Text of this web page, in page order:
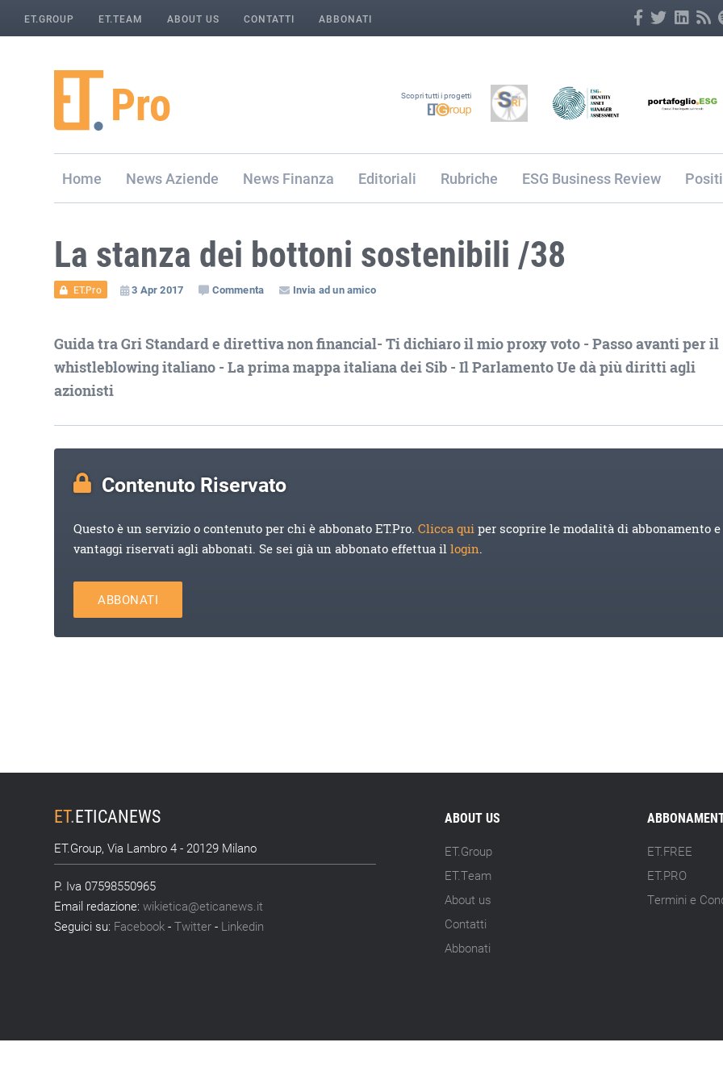
ET.GROUP ET.TEAM ABOUT US CONTATTI ABBONATI
Scopri tutti i progetti
Home Aziende Finanza Editoriali Rubriche ESG Business Review
La stanza dei bottoni sostenibili /38
ET.Pro 3 Apr 2017 Commenta Invia ad un amico
Guida tra Gri Standard e direttiva non financial- Ti dichiaro il mio proxy voto - Passo avanti per il
whistleblowing italiano - La prima mappa italiana dei Sib - Il Parlamento Ue dà più diritti agli
azionisti
Contenuto Riservato
Questo è un servizio o contenuto per chi è abbonato ET.Pro.Clicca quiper scoprire le modalità di abbonamento
vantaggi riservati agli abbonati. Se sei già un abbonato effettua illogin.
ABBONATI
ET.ETICANEWS
ET.Group, Via Lambro 4 - 20129 Milano
P. Iva 07598550965
Email redazione:wikietica@eticanews.it
Seguici su: Facebook -Twitter - Linkedin
ABOUT US
ET.Group
ET.Team
About us
Contatti
Abbonati
ET.FREE
ET.PRO
Termini e